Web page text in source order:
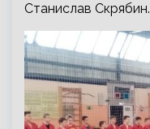
Станислав Скрябин.